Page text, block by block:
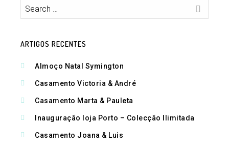
ARTIGOS RECENTES
Almoço Natal Symington
Casamento Victoria & André
Casamento Marta & Pauleta
Inauguração loja Porto – Colecção Ilimitada
Casamento Joana & Luis